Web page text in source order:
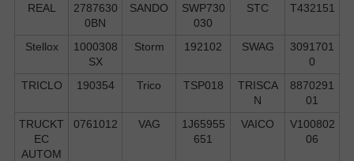
REAL
2787630
0BN
SANDO
SWP730
030
STC T432151
Stellox
1000308
SX
Storm 192102 SWAG
3091701
0
TRICLO
190354 Trico TSP018
TRISCA
N
8870291
01
TRUCKT
EC
AUTOM
0761012 VAG
1J65955
651
VAICO
V100802
06